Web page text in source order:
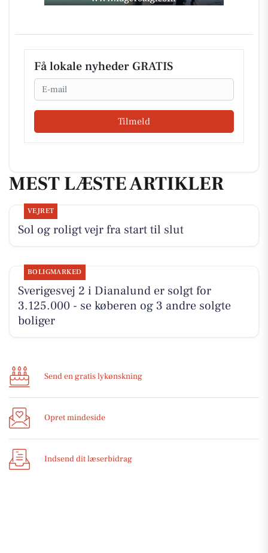
Få lokale nyheder GRATIS
Email
Tilmeld
MEST LÆSTE ARTIKLER
VEJRET
Sol og roligt vejr fra start til slut
BOLIGMARKED
Sverigesvej 2 i Dianalund er solgt for
3.125.000 - se køberen og 3 andre solgte
boliger
Send en gratis lykønskning
Opret mindeside
Indsend dit læserbidrag